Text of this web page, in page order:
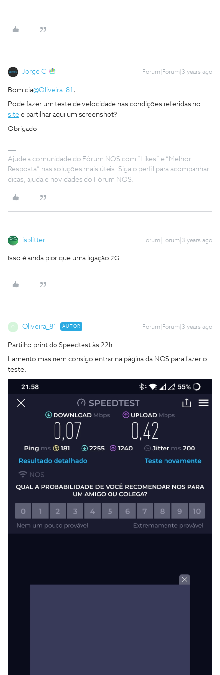
Jorge C Forum|Forum|3 years ago
Bom dia@Oliveira_81 ,
Pode fazer um teste de velocidade nas condições referidas no
site e partilhar aqui um screenshot?
Obrigado
Ajude a comunidade do Fórum NOS com “Likes” e “Melhor
Resposta” nas soluções mais úteis. Siga o perfil para acompanhar
dicas, ajuda e novidades do Fórum NOS.
isplitter Forum|Forum|3 years ago
Isso é ainda pior que uma ligação 2G.
Oliveira_81 AUTOR Forum|Forum|3 years ago
Partilho print do Speedtest às 22h.
Lamento mas nem consigo entrar na página da NOS para fazer o
teste.